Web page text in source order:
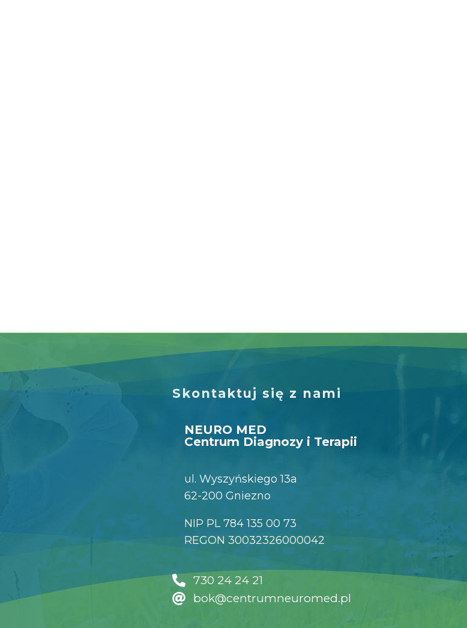
Skontaktuj się z nami
NEURO MED
Centrum Diagnozy i Terapii
ul. Wyszyńskiego 13a
62-200 Gniezno
NIP PL 784 135 00 73
REGON 30032326000042
730 24 24 21
bok@centrumneuromed.pl